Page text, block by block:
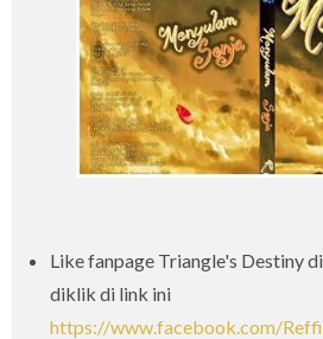
Like fanpage Triangle's Destiny
diklik di link ini
https://www.facebook.com/